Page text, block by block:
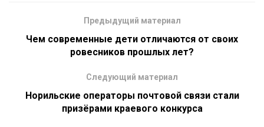
Предыдущий материал
Чем современные дети отличаются от своих
ровесников прошлых лет?
Следующий материал
Норильские операторы почтовой связи стали
призёрами краевого конкурса